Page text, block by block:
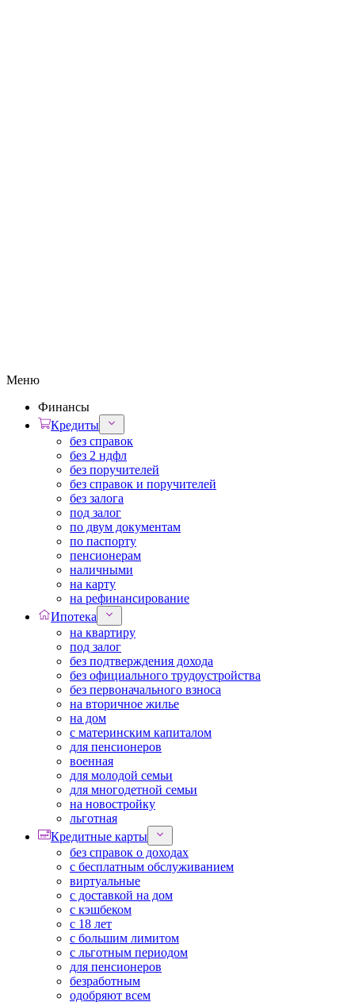
Меню
Финансы
Кредиты
без справок
без 2 ндфл
без поручителей
без справок и поручителей
без залога
под залог
по двум документам
по паспорту
пенсионерам
наличными
на карту
на рефинансирование
Ипотека
на квартиру
под залог
без подтверждения дохода
без официального трудоустройства
без первоначального взноса
на вторичное жилье
на дом
с материнским капиталом
для пенсионеров
военная
для молодой семьи
для многодетной семьи
на новостройку
льготная
Кредитные карты
без справок о доходах
с бесплатным обслуживанием
виртуальные
с доставкой на дом
с кэшбеком
с 18 лет
с большим лимитом
с льготным периодом
для пенсионеров
безработным
одобряют всем